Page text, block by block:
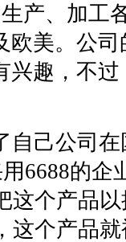
产、加工
欧美。公
兴趣，不
己公司在
6688的企
这个产品
这个产品